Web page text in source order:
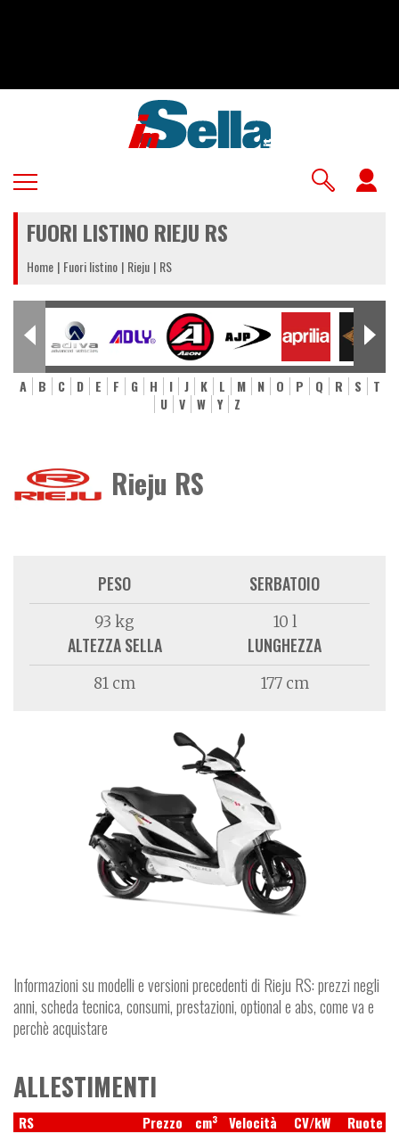
FUORI LISTINO RIEJU RS
Home Fuori listino Rieju RS
A B C D E F G H I J K L M N O P Q R S
T
U
V W Y Z
Rieju RS
PESO
93 kg
SERBATOIO
10 l
ALTEZZA SELLA
81 cm
LUNGHEZZA
177 cm
Informazioni su modelli e versioni precedenti di Rieju RS: prezzi negli
anni, scheda tecnica, consumi, prestazioni, optional e abs, come va e
perchè acquistare
ALLESTIMENTI
RS Prezzo cm3 Velocità CV/kW Ruote